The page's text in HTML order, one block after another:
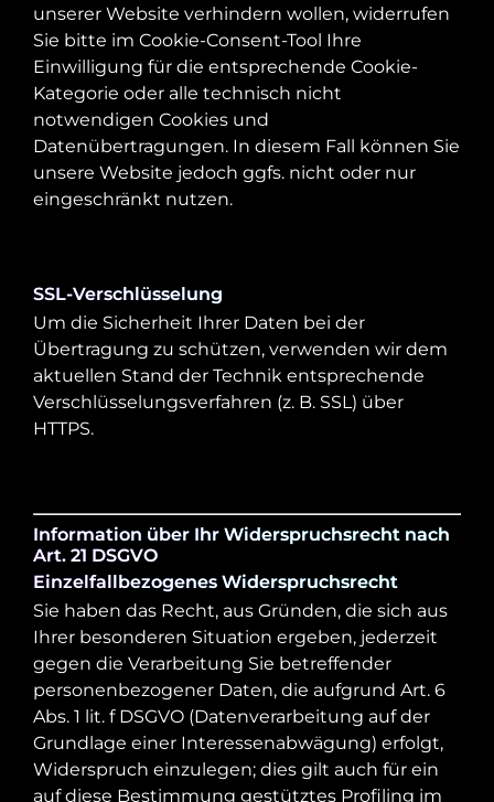
unserer Website verhindern wollen, widerrufen
Sie bitte im Cookie-Consent-Tool Ihre
Einwilligung für die entsprechende Cookie-
Kategorie oder alle technisch nicht
notwendigen Cookies und
Datenübertragungen. In diesem Fall können Sie
unsere Website jedoch ggfs. nicht oder nur
eingeschränkt nutzen.
SSL-Verschlüsselung
Um die Sicherheit Ihrer Daten bei der
Übertragung zu schützen, verwenden wir dem
aktuellen Stand der Technik entsprechende
Verschlüsselungsverfahren (z. B. SSL) über
HTTPS.
Information über Ihr Widerspruchsrecht nach
Art. 21 DSGVO
Einzelfallbezogenes Widerspruchsrecht
Sie haben das Recht, aus Gründen, die sich aus
Ihrer besonderen Situation ergeben, jederzeit
gegen die Verarbeitung Sie betreffender
personenbezogener Daten, die aufgrund Art. 6
Abs. 1 lit. f DSGVO (Datenverarbeitung auf der
Grundlage einer Interessenabwägung) erfolgt,
Widerspruch einzulegen; dies gilt auch für ein
auf diese Bestimmung gestütztes Profiling im